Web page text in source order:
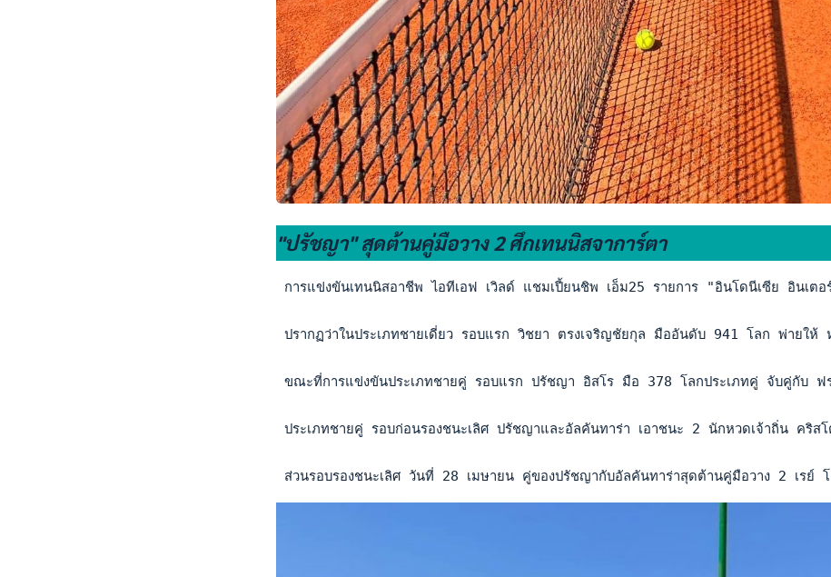
"ปรัชญา" สุดต้านคู่มือวาง 2 ศึกเทนนิสจาการ์ตา
การแข่งขันเทนนิสอาชีพ ไอทีเอฟ เวิลด์ แชมเปี้ยนชิพ เอ็ม25 รายการ "อินโดนีเซีย อินเ
ปรากฏว่าในประเภทชายเดี่ยว รอบแรก วิชยา ตรงเจริญชัยกุล มืออันดับ 941 โลก พ่า
ขณะที่การแข่งขันประเภทชายคู่ รอบแรก ปรัชญา อิสโร มือ 378 โลกประเภทคู่ จับคู่กับ
ประเภทชายคู่ รอบก่อนรองชนะเลิศ ปรัชญาและอัลคันทาร่า เอาชนะ 2 นักหวดเจ้าถิ่น
ส่วนรอบรองชนะเลิศ วันที่ 28 เมษายน คู่ของปรัชญากับอัลคันทาร่าสุดต้านคู่มือวาง 2